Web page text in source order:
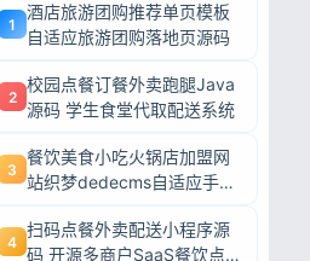
1
酒店旅游团购推荐单页模板
自适应旅游团购落地页源码
2
校园点餐订餐外卖跑腿Java
源码 学生食堂代取配送系统
3
餐饮美食小吃火锅店加盟网
站织梦dedecms自适应手机
4
扫码点餐外卖配送小程序源
码 开源多商户SaaS餐饮点